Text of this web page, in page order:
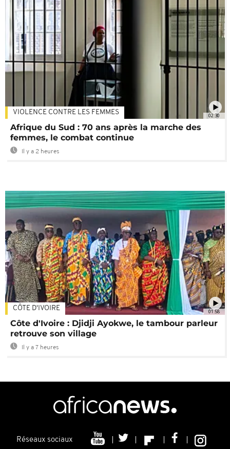
02:30
VIOLENCE CONTRE LES FEMMES
Afrique du Sud : 70 ans après la marche des
femmes, le combat continue
Il y a 2 heures
01:58
CÔTE D'IVOIRE
Côte d'Ivoire : Djidji Ayokwe, le tambour parleur
retrouve son village
Il y a 7 heures
Réseaux sociaux